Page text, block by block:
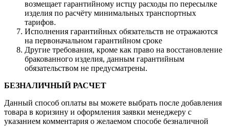
возмещает гарантийному истцу расходы по пересылке
изделия по расчёту минимальных транспортных
тарифов.
Исполнения гарантийных обязательств не отражаются
на первоначальном гарантийном сроке
Другие требования, кроме как право на восстановление
бракованного изделия, данным гарантийным
обязательством не предусматрены.
БЕЗНАЛИЧНЫЙ РАСЧЕТ
Данный способ оплаты вы можете выбрать после добавления
товара в коризину и оформления заявки менеджеру c
указанием комментария о желаемом способе безналичной